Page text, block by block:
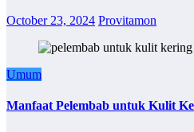
October 23, 2024 Provitamon
Umum
Manfaat Pelembab untuk Kulit